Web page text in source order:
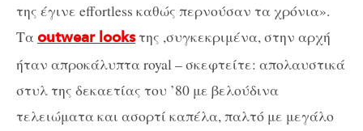
της έγινε effortless καθώς περνούσαν τα χρόνια».
Ταoutwear looksτης ,συγκεκριμένα, στην αρχή
ήταν απροκάλυπτα royal – σκεφτείτε: απολαυστικά
στυλ της δεκαετίας του ’80 με βελούδινα
τελειώματα και ασορτί καπέλα, παλτό με μεγάλο